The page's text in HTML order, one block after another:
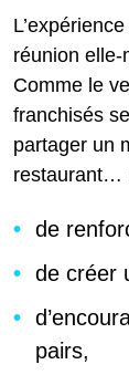
réunion elle-
Comme le
franchisés
partager un
restaurant…
de
de créer
pairs,